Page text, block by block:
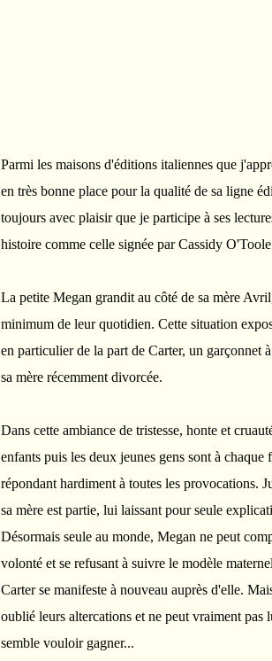
Parmi les maisons d'éditions italiennes que
en très bonne place pour la qualité de sa ligne
toujours avec plaisir que je participe à ses
histoire comme celle signée par Cassidy
La petite Megan grandit au côté de sa mère
minimum de leur quotidien. Cette situation
en particulier de la part de Carter, un garçonnet
sa mère récemment divorcée.
Dans cette ambiance de tristesse, honte et
enfants puis les deux jeunes gens sont à
répondant hardiment à toutes les provocations.
sa mère est partie, lui laissant pour seule
Désormais seule au monde, Megan ne peut
volonté et se refusant à suivre le modèle
Carter se manifeste à nouveau auprès d'elle.
oublié leurs altercations et ne peut vraiment
semble vouloir gagner...